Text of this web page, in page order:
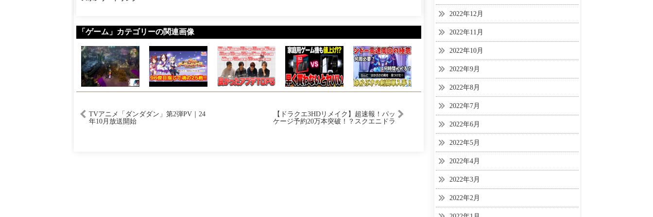
「ゲーム」カテゴリーの関連画像
TVアニメ「ダンダダン」第2弾PV｜24
年10月放送開始
【ドラクエ3HDリメイク】超速報！パッ
ケージ予約20万本突破！？スクエニドラ
2022年12月
2022年11月
2022年10月
2022年9月
2022年8月
2022年7月
2022年6月
2022年5月
2022年4月
2022年3月
2022年2月